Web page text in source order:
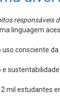
responsáveis
linguagem
consciente
mil estudantes